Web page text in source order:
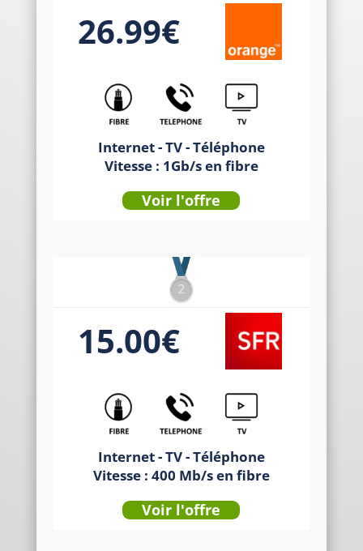
26.99€
Internet - TV - Téléphone
Vitesse : 1Gb/s en fibre
Voir l'offre
15.00€
Internet - TV - Téléphone
Vitesse : 400 Mb/s en fibre
Voir l'offre